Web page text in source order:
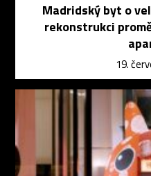
Madridský byt o
rekonstrukci
19.